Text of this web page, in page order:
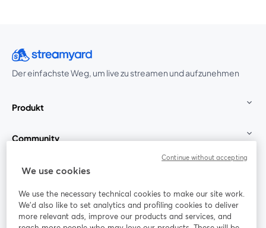
Der einfachste Weg, um live zu streamen und aufzunehmen
Produkt
Community
StreamYard für
Mitmachen
We use cookies
We use the necessary technical cookies to make our site work.
We'd also like to set analytics and profiling cookies to deliver
more relevant ads, improve our products and services, and
Continue without accepting